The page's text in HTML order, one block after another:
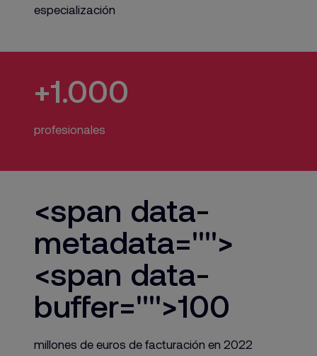
especialización
+1.000
profesionales
<span data-
metadata="">
<span data-
buffer="">100
millones de euros de facturación en 2022